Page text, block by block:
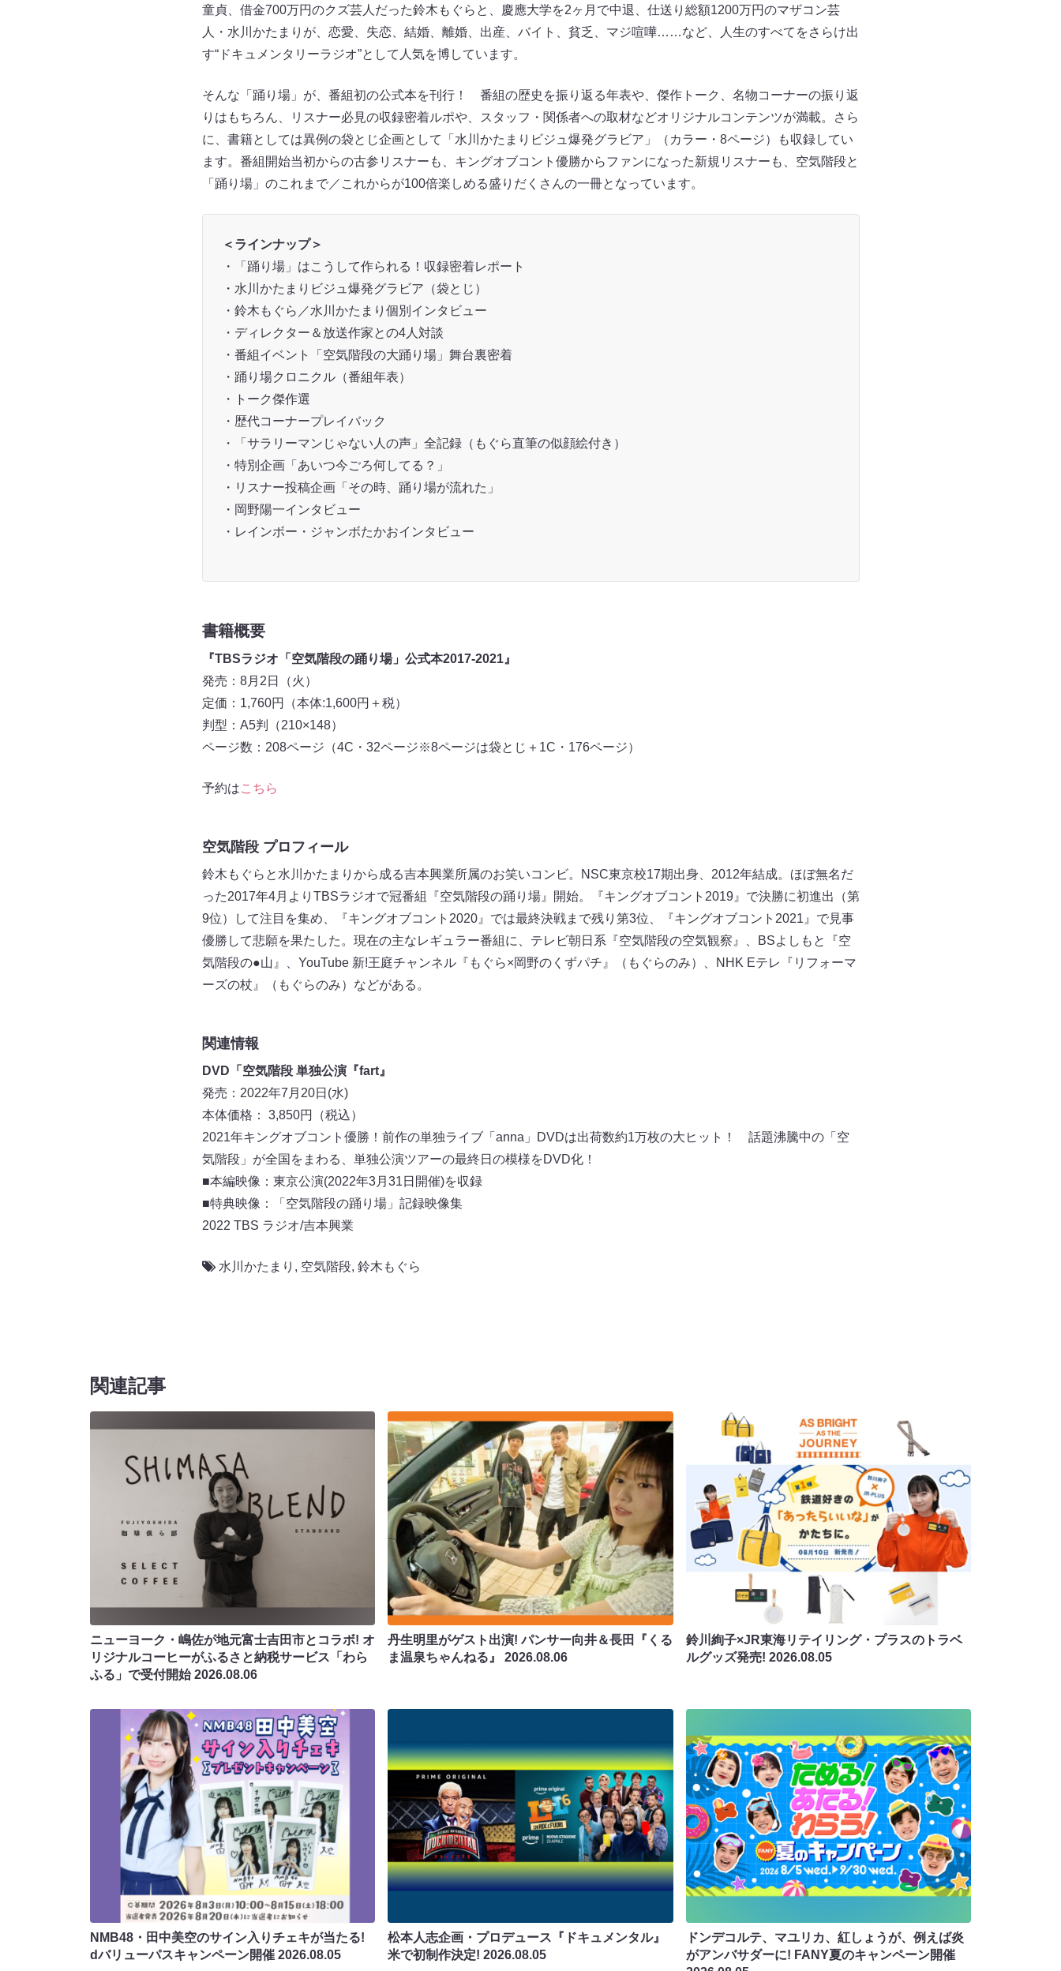
童貞、借金700万円のクズ芸人だった鈴木もぐらと、慶應大学を2ヶ月で中退、仕送り総額1200万円のマザコン芸
人・水川かたまりが、恋愛、失恋、結婚、離婚、出産、バイト、貧乏、マジ喧嘩……など、人生のすべてをさらけ出
す“ドキュメンタリーラジオ”として人気を博しています。
そんな「踊り場」が、番組初の公式本を刊行！ 番組の歴史を振り返る年表や、傑作トーク、名物コーナーの振り返
りはもちろん、リスナー必見の収録密着ルポや、スタッフ・関係者への取材などオリジナルコンテンツが満載。さら
に、書籍としては異例の袋とじ企画として「水川かたまりビジュ爆発グラビア」（カラー・8ページ）も収録してい
ます。番組開始当初からの古参リスナーも、キングオブコント優勝からファンになった新規リスナーも、空気階段と
「踊り場」のこれまで／これからが100倍楽しめる盛りだくさんの一冊となっています。
＜ラインナップ＞
・「踊り場」はこうして作られる！収録密着レポート
・水川かたまりビジュ爆発グラビア（袋とじ）
・鈴木もぐら／水川かたまり個別インタビュー
・ディレクター＆放送作家との4人対談
・番組イベント「空気階段の大踊り場」舞台裏密着
・踊り場クロニクル（番組年表）
・トーク傑作選
・歴代コーナープレイバック
・「サラリーマンじゃない人の声」全記録（もぐら直筆の似顔絵付き）
・特別企画「あいつ今ごろ何してる？」
・リスナー投稿企画「その時、踊り場が流れた」
・岡野陽一インタビュー
・レインボー・ジャンボたかおインタビュー
書籍概要
『TBSラジオ「空気階段の踊り場」公式本2017-2021』
発売：8月2日（火）
定価：1,760円（本体:1,600円＋税）
判型：A5判（210×148）
ページ数：208ページ（4C・32ページ※8ページは袋とじ＋1C・176ページ）
予約はこちら
空気階段 プロフィール
鈴木もぐらと水川かたまりから成る吉本興業所属のお笑いコンビ。NSC東京校17期出身、2012年結成。ほぼ無名だ
った2017年4月よりTBSラジオで冠番組『空気階段の踊り場』開始。『キングオブコント2019』で決勝に初進出（第
9位）して注目を集め、『キングオブコント2020』では最終決戦まで残り第3位、『キングオブコント2021』で見事
優勝して悲願を果たした。現在の主なレギュラー番組に、テレビ朝日系『空気階段の空気観察』、BSよしもと『空
気階段の●山』、YouTube 新!王庭チャンネル『もぐら×岡野のくずパチ』（もぐらのみ）、NHK Eテレ『リフォーマ
ーズの杖』（もぐらのみ）などがある。
関連情報
DVD「空気階段 単独公演『fart』
発売：2022年7月20日(水)
本体価格： 3,850円（税込）
2021年キングオブコント優勝！前作の単独ライブ「anna」DVDは出荷数約1万枚の大ヒット！ 話題沸騰中の「空
気階段」が全国をまわる、単独公演ツアーの最終日の模様をDVD化！
■本編映像：東京公演(2022年3月31日開催)を収録
■特典映像：「空気階段の踊り場」記録映像集
2022 TBS ラジオ/吉本興業
水川かたまり , 空気階段, 鈴木もぐら
関連記事
ニューヨーク・嶋佐が地元富士吉田市とコラボ! オ
リジナルコーヒーがふるさと納税サービス「わら
ふる」で受付開始2026.08.06
丹生明里がゲスト出演! パンサー向井＆長田『くる
ま温泉ちゃんねる』2026.08.06
鈴川絢子×JR東海リテイリング・プラスのトラベ
ルグッズ発売! 2026.08.05
NMB48・田中美空のサイン入りチェキが当たる!
dバリューパスキャンペーン開催 2026.08.05
松本人志企画・プロデュース『ドキュメンタル』
米で初制作決定!2026.08.05
ドンデコルテ、マユリカ、紅しょうが、例えば炎
がアンバサダーに! FANY夏のキャンペーン開催